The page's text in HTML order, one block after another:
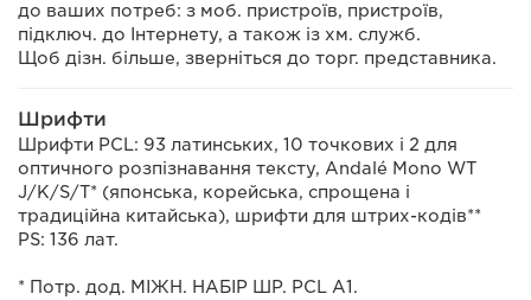
до ваших потреб: з моб. пристроїв, пристроїв,
підключ. до Інтернету, а також із хм. служб.
Щоб дізн. більше, зверніться до торг. представника.
Шрифти
Шрифти PCL: 93 латинських, 10 точкових і 2 для
оптичного розпізнавання тексту, Andalé Mono WT
J/K/S/T* (японська, корейська, спрощена і
традиційна китайська), шрифти для штрих-кодів**
PS: 136 лат.
* Потр. дод. МІЖН. НАБІР ШР. PCL A1.